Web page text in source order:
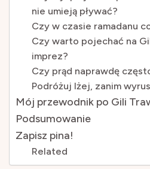
nie umieją pływać?
Czy w czasie ramadanu
Czy warto pojechać na
imprez?
Czy prąd naprawdę
Podróżuj lżej, zanim
Mój przewodnik po Gili
Podsumowanie
Zapisz pina!
Related